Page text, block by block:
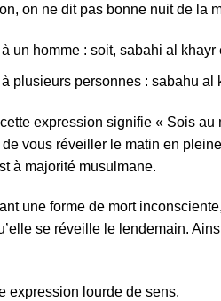
on ne dit pas bonne nuit de la
un homme : soit, sabahi al
plusieurs personnes : sabahu al
expression signifie « Sois
vous réveiller le matin en
à majorité musulmane.
une forme de mort
se réveille le lendemain.
expression lourde de sens.